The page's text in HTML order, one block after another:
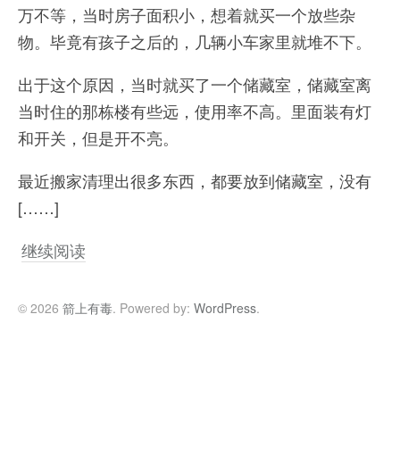
万不等，当时房子面积小，想着就买一个放些杂
物。毕竟有孩子之后的，几辆小车家里就堆不下。
出于这个原因，当时就买了一个储藏室，储藏室离
当时住的那栋楼有些远，使用率不高。里面装有灯
和开关，但是开不亮。
最近搬家清理出很多东西，都要放到储藏室，没有
[……]
继续阅读
© 2026 箭上有毒. Powered by: WordPress.